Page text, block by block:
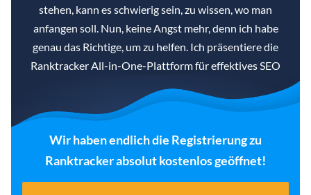
stehen, kann es schwierig sein, zu wissen, wo man
anfangen soll. Nun, keine Angst mehr, denn ich habe
genau das Richtige, um zu helfen. Ich präsentiere die
Ranktracker All-in-One-Plattform für effektives SEO
Wir haben endlich die Registrierung zu
Ranktracker absolut kostenlos geöffnet!